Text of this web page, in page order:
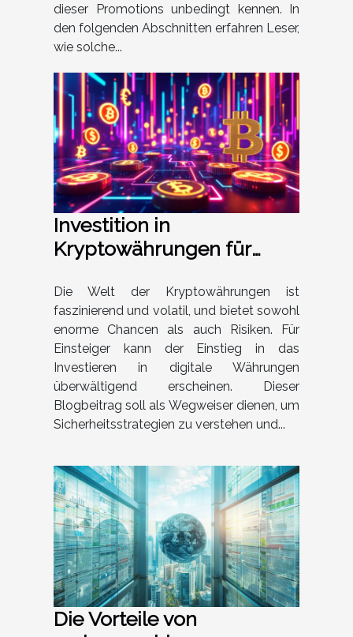
dieser Promotions unbedingt kennen. In
den folgenden Abschnitten erfahren Leser,
wie solche...
Investition in
Kryptowährungen für
Sicherheitsstrategien und
Markttrends
Die Welt der Kryptowährungen ist
faszinierend und volatil, und bietet sowohl
enorme Chancen als auch Risiken. Für
Einsteiger kann der Einstieg in das
Investieren in digitale Währungen
überwältigend erscheinen. Dieser
Blogbeitrag soll als Wegweiser dienen, um
Sicherheitsstrategien zu verstehen und...
Die Vorteile von